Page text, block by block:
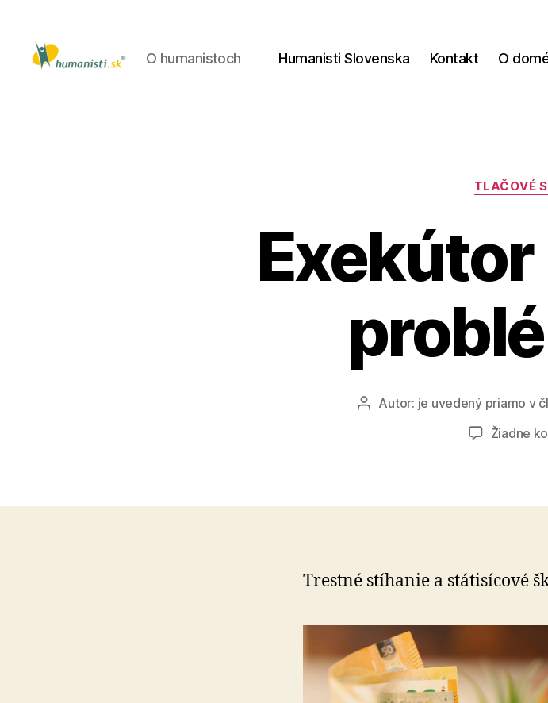
O humanistoch Humanisti Slovenska Kontakt O
TLAČOVÉ
Exekútor
AutorAutor: je uvedený priamo v
Žiadne
Trestné stíhanie a státisícové